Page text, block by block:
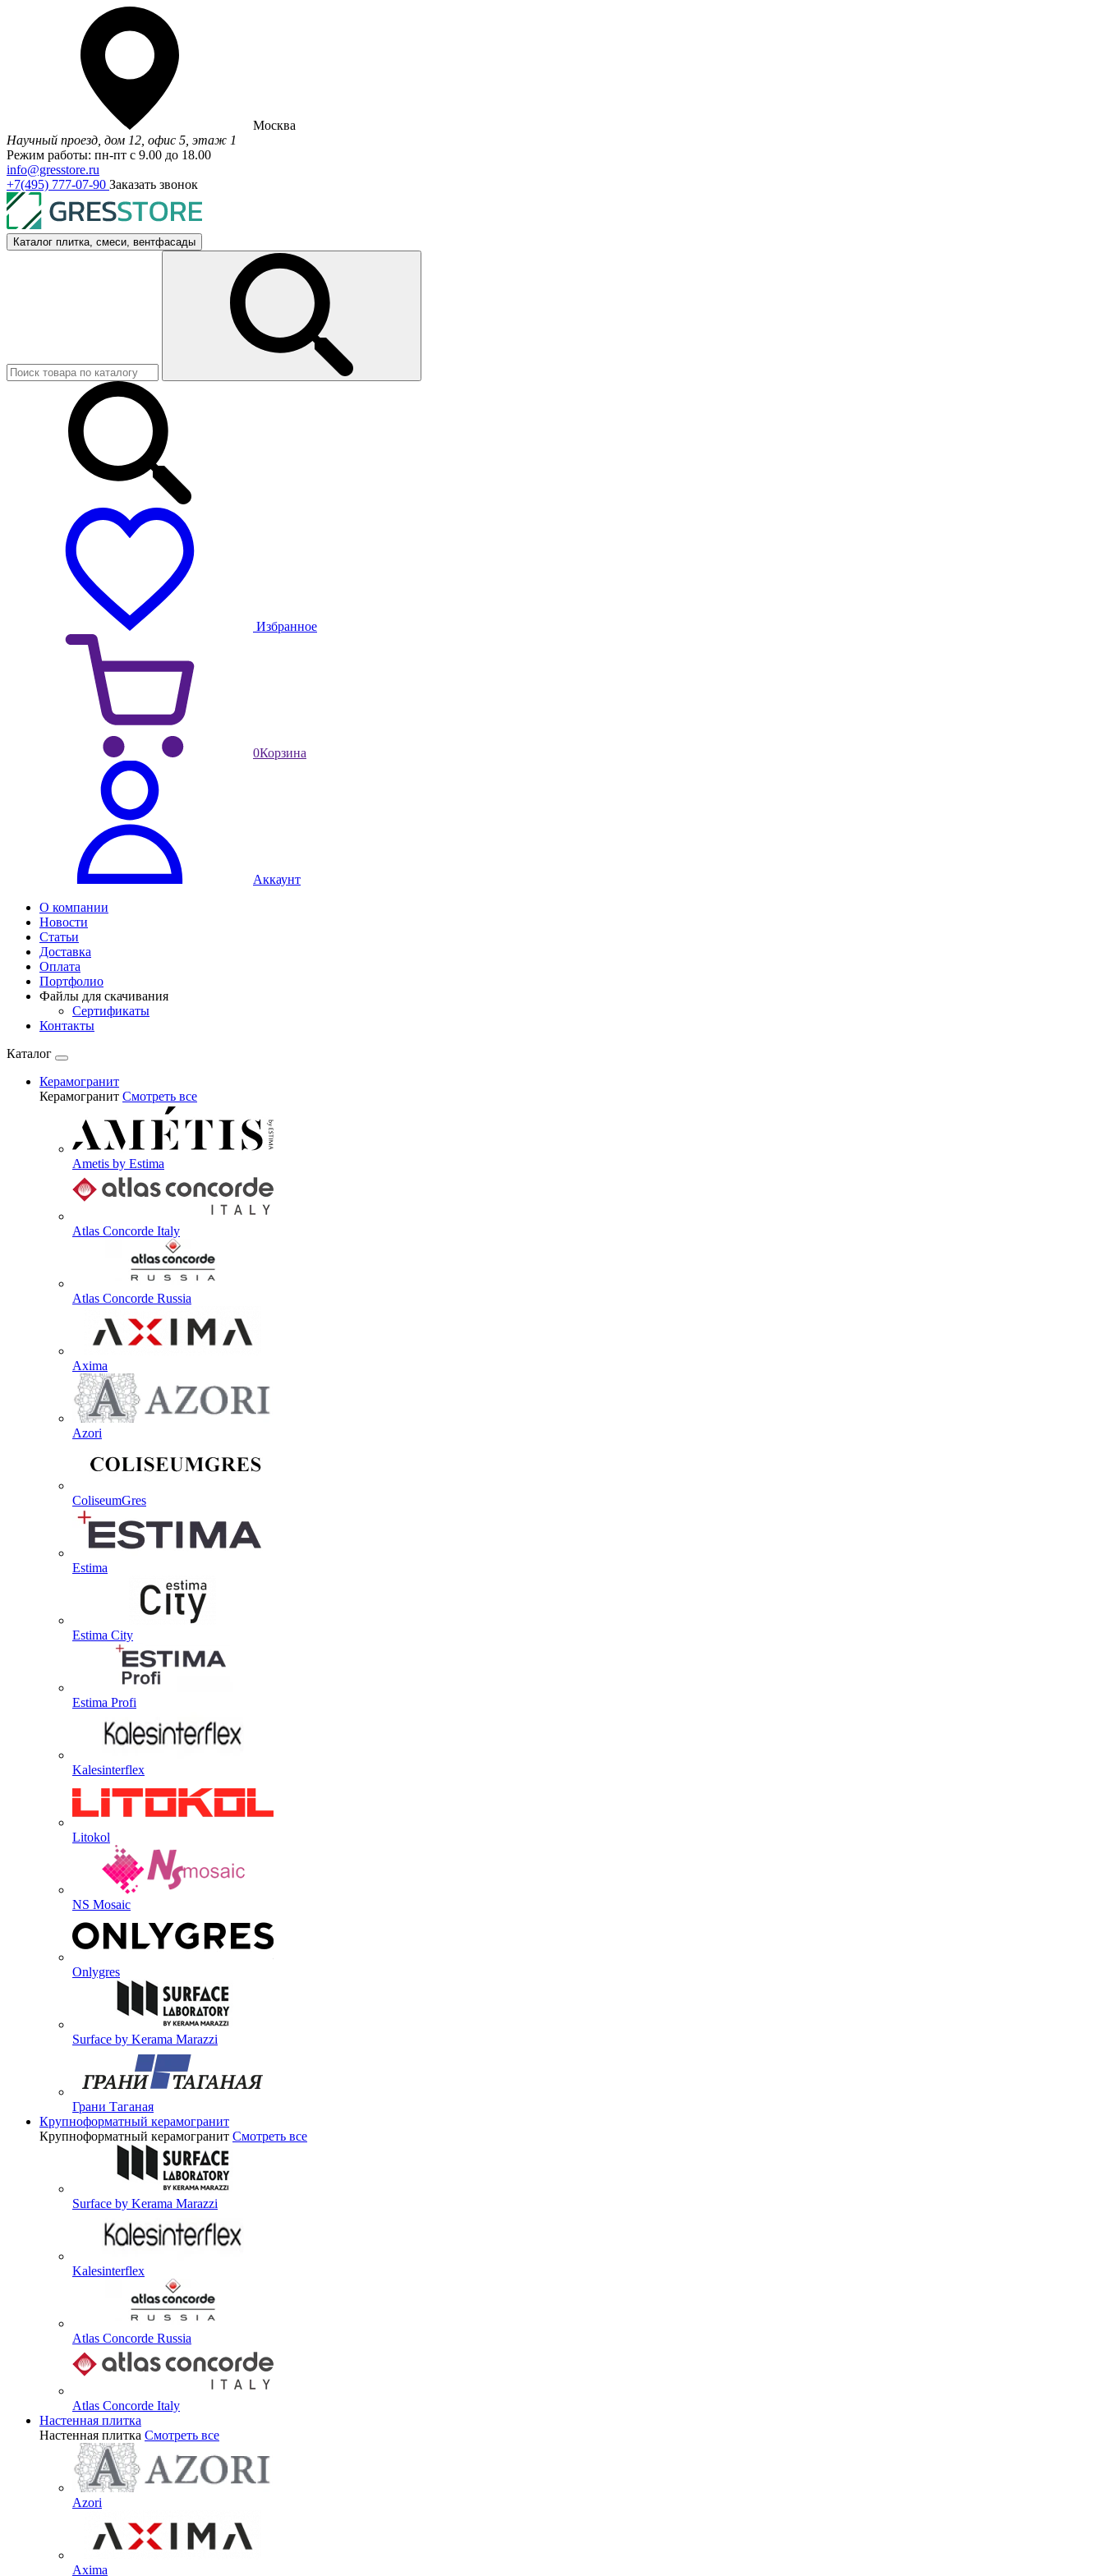
Москва
Научный проезд, дом 12, офис 5, этаж 1
Режим работы: пн-пт с 9.00 до 18.00
info@gresstore.ru
+7(495) 777-07-90 Заказать звонок
Каталог плитка, смеси, вентфасады
Избранное
0Корзина
Аккаунт
О компании
Новости
Статьи
Доставка
Оплата
Портфолио
Файлы для скачивания
Сертификаты
Контакты
Каталог
Керамогранит
Керамогранит Смотреть все
Ametis by Estima
Atlas Concorde Italy
Atlas Concorde Russia
Axima
Azori
ColiseumGres
Estima
Estima City
Estima Profi
Kalesinterflex
Litokol
NS Mosaic
Onlygres
Surface by Kerama Marazzi
Грани Таганая
Крупноформатный керамогранит
Крупноформатный керамогранит Смотреть все
Surface by Kerama Marazzi
Kalesinterflex
Atlas Concorde Russia
Atlas Concorde Italy
Настенная плитка
Настенная плитка Смотреть все
Azori
Axima